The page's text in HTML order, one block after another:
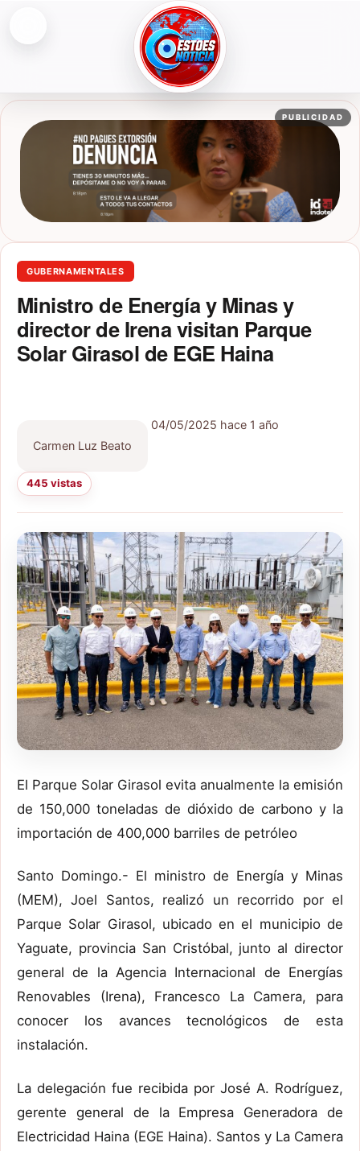
ESTOESNOTICIA|NOTICIAS
PUBLICIDAD
GUBERNAMENTALES
Ministro de Energía y Minas y
director de Irena visitan Parque
Solar Girasol de EGE Haina
Carmen Luz Beato
04/05/2025 hace 1 año
445 vistas
El Parque Solar Girasol evita anualmente la emisión
de 150,000 toneladas de dióxido de carbono y la
importación de 400,000 barriles de petróleo
Santo Domingo.- El ministro de Energía y Minas
(MEM), Joel Santos, realizó un recorrido por el
Parque Solar Girasol, ubicado en el municipio de
Yaguate, provincia San Cristóbal, junto al director
general de la Agencia Internacional de Energías
Renovables (Irena), Francesco La Camera, para
conocer los avances tecnológicos de esta
instalación.
La delegación fue recibida por José A. Rodríguez,
gerente general de la Empresa Generadora de
Electricidad Haina (EGE Haina). Santos y La Camera